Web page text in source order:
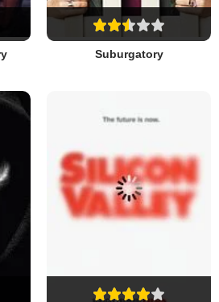
Suburgatory